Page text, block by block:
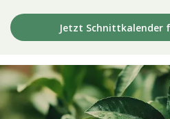
Jetzt Schnittkalender